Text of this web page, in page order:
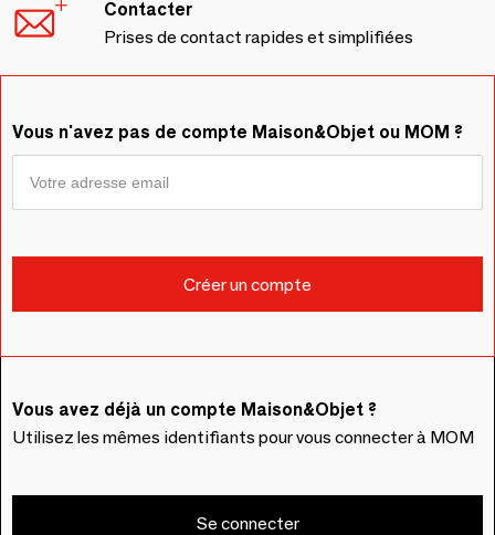
Contacter
Prises de contact rapides et simplifiées
Vous n'avez pas de compte Maison&Objet ou MOM ?
Vous avez déjà un compte Maison&Objet ?
Utilisez les mêmes identifiants pour vous connecter à MOM
Se connecter